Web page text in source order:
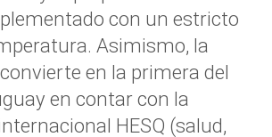
con un estricto
Asimismo, la
en la primera del
en contar con la
HESQ (salud,